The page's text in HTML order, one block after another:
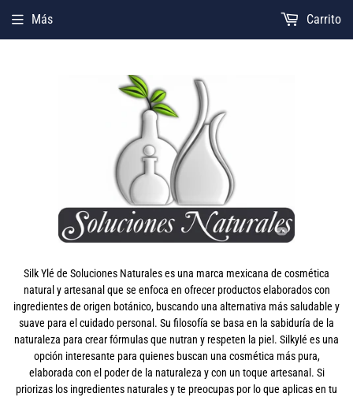
Silk Ylé de Soluciones Naturales es una marca mexicana de cosmética
natural y artesanal que se enfoca en ofrecer productos elaborados con
ingredientes de origen botánico, buscando una alternativa más saludable y
suave para el cuidado personal. Su filosofía se basa en la sabiduría de la
naturaleza para crear fórmulas que nutran y respeten la piel. Silkylé es una
opción interesante para quienes buscan una cosmética más pura,
elaborada con el poder de la naturaleza y con un toque artesanal. Si
priorizas los ingredientes naturales y te preocupas por lo que aplicas en tu
Más Carrito